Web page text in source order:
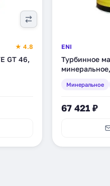
★ 4.8
GT 46,
ENI
Турбинное
минеральное,
Минеральное
67 421 ₽